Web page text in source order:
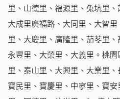
里、山德里、福源里、兔坑里
大成里廣福路、大同里、大智
里、大慶里、廣隆里、茄苳里
永豐里、大榮里、大義里。桃
里、泰山里、大興里、大業里
寶民里、寶慶里、中寧里、寶